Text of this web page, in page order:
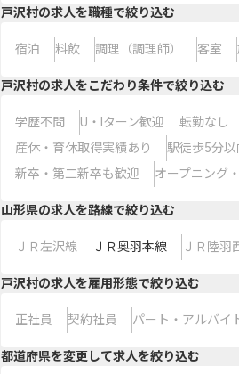
戸沢村の求人を職種で絞り込む
宿泊 料飲 調理（調理師） 客室
戸沢村の求人をこだわり条件で絞り込む
学歴不問 U・Iターン歓迎 転勤なし
産休・育休取得実績あり
駅徒歩5分以
新卒・第二新卒も歓迎
オープニング
山形県の求人を路線で絞り込む
ＪＲ左沢線 ＪＲ奥羽本線 ＪＲ陸羽
戸沢村の求人を雇用形態で絞り込む
正社員 契約社員 パート・アルバイ
都道府県を変更して求人を絞り込む